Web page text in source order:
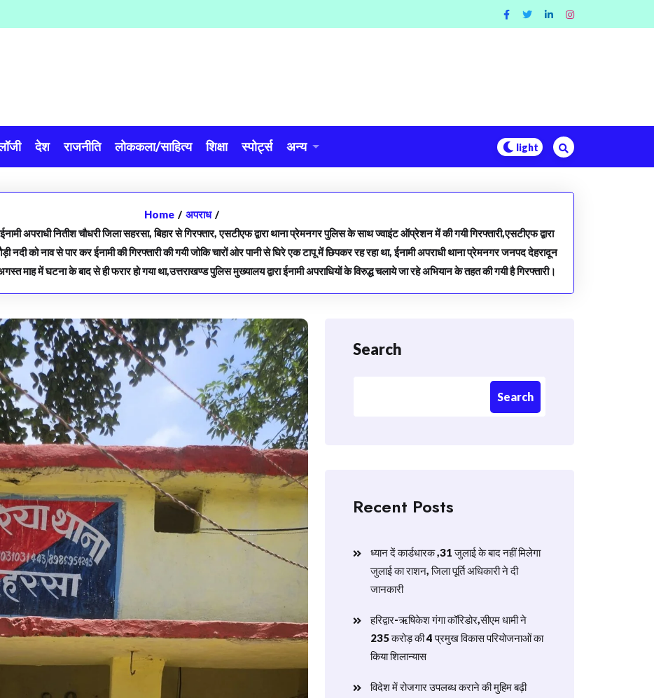
देश राजनीति लोककला/साहित्य शिक्षा स्पोर्ट्स अन्य
Home / अपराध /
अपराधी नितीश चौधरी जिला सहरसा, बिहार से गिरफ्तार, एसटीएफ द्वारा थाना प्रेमनगर पुलिस के साथ ज्वाइंट ऑप्रेशन में की गयी गिरफ्तारी,एसटीएफ द्वारा
नदी को नाव से पार कर ईनामी की गिरफ्तारी की गयी जोकि चारों ओर पानी से घिरे एक टापू में छिपकर रह रहा था, ईनामी अपराधी थाना प्रेमनगर जनपद देहरादून
माह में घटना के बाद से ही फरार हो गया था,उत्तराखण्ड पुलिस मुख्यालय द्वारा ईनामी अपराधियों के विरुद्ध चलाये जा रहे अभियान के तहत की गयी है गिरफ्तारी।
Search
Search
Recent Posts
ध्यान दें कार्डधारक ,31 जुलाई के बाद नहीं मिलेगा
जुलाई का राशन, जिला पूर्ति अधिकारी ने दी
जानकारी
हरिद्वार-ऋषिकेश गंगा कॉरिडोर,सीएम धामी ने
235 करोड़ की 4 प्रमुख विकास परियोजनाओं का
किया शिलान्यास
विदेश में रोजगार उपलब्ध कराने की मुहिम बढ़ी